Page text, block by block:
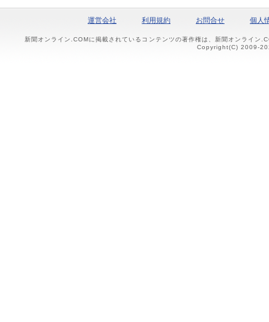
運営会社 利用規約 お問合せ 個人
新聞オンライン.COMに掲載されているコンテンツの著作権は、新聞オンライン
Copyright(C) 2009-